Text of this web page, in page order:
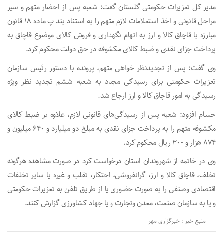
مدیر کل تعزیرات حکومتی گلستان گفت: شعبه پس از احضار متهم و سیر
مراحل قانونی و اخذ استعلامات لازم متهم را به استناد بند پ ماده ۱۸ قانون
مبارزه با قاچاق کالا و ارز به اتهام نگهداری و فروش کالای موضوع قاچاق به
پرداخت جزای نقدی و ضبط کالای مکشوفه در حق دولت محکوم کرد.
وی گفت: پس از تجدیدنظر خواهی متهم، پرونده با دستور رئیس سازمان
تعزیرات حکومتی برای رسیدگی مجدد به شعبه ششم تجدید نظر ویژه
رسیدگی به امور قاچاق کالا و ارز ارجاع شد.
حسام افزود: شعبه پس از رسیدگی‌های قانونی لازم، علاوه بر ضبط کالای
مکشوفه متهم را به پرداخت جزای نقدی به مبلغ دو میلیارد و ۶۴۰ میلیون و
۸۷۴ هزار و ۳۰۰ ریال محکوم کرد.
وی در خاتمه از شهروندان استان درخواست کرد در صورت مشاهده هرگونه
تخلف، قاچاق کالا و ارز، گرانفروشی، احتکار، تقلب و غیره یا سایر تخلفات
اقتصادی وصنفی را به صورت حضوری یا از طریق تلفن به تعزیرات حکومتی
و یا به سازمان صنعت، معدن وتجارت و یا جهاد کشاورزی گزارش کنند.
منبع خبر : خبرگزاری مهر